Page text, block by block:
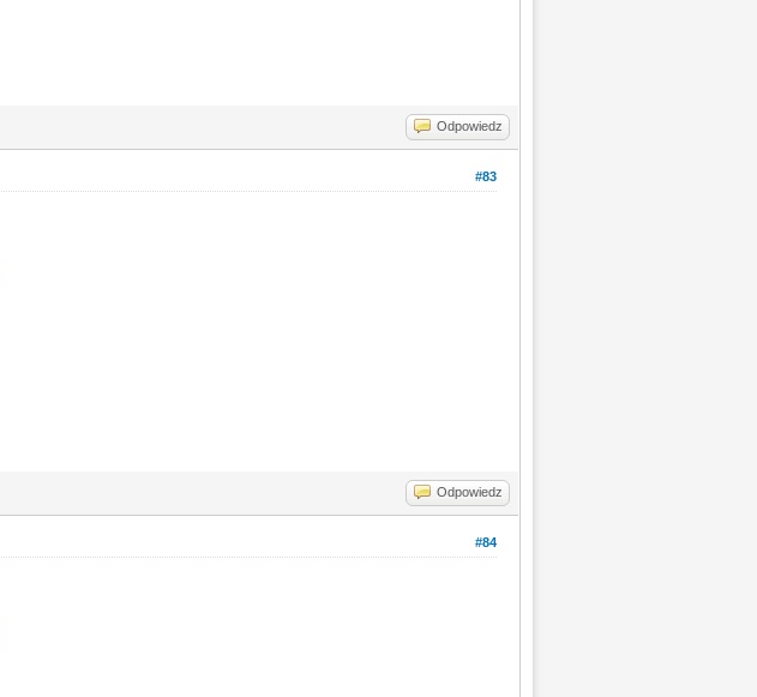
Odpowiedz
#83
Odpowiedz
#84